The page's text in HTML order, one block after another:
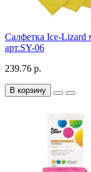
Салфетка Ice-
арт.SY-06
239.76 р.
В корзину